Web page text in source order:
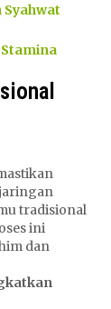
tradisional
ini
dan